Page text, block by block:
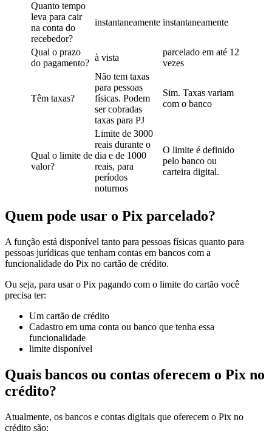
Quanto tempo
leva para cair
na conta do
recebedor?
instantaneamente instantaneamente
Qual o prazo
do pagamento?
à vista
parcelado em até 12
vezes
Têm taxas?
Não tem taxas
para pessoas
físicas. Podem
ser cobradas
taxas para PJ
Sim. Taxas variam
com o banco
Qual o limite de
valor?
Limite de 3000
reais durante o
dia e de 1000
reais, para
períodos
noturnos
O limite é definido
pelo banco ou
carteira digital.
Quem pode usar o Pix parcelado?
A função está disponível tanto para pessoas físicas quanto para
pessoas jurídicas que tenham contas em bancos com a
funcionalidade do Pix no cartão de crédito.
Ou seja, para usar o Pix pagando com o limite do cartão você
precisa ter:
Um cartão de crédito
Cadastro em uma conta ou banco que tenha essa
funcionalidade
limite disponível
Quais bancos ou contas oferecem o Pix no
crédito?
Atualmente, os bancos e contas digitais que oferecem o Pix no
crédito são: